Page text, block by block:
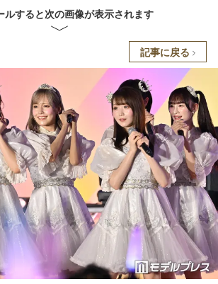
ルすると次の画像が表示されます
記事に戻る